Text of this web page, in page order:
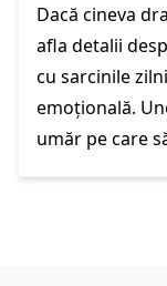
Dacă cineva
afla detalii
cu sarcinile
emoțională.
umăr pe care